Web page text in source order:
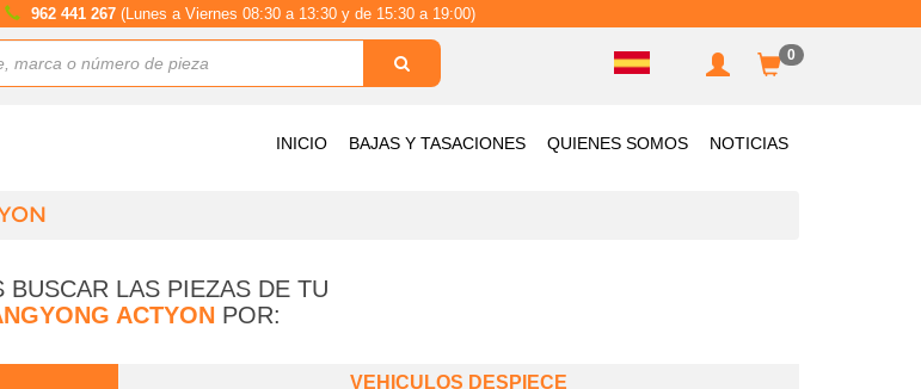
962 441 267 (Lunes a Viernes 08:30 a 13:30 y de 15:30 a 19:00)
0
INICIO BAJAS Y TASACIONES QUIENES SOMOS NOTICIAS
BUSCAR LAS PIEZAS DE TU
ACTYON POR:
VEHICULOS DESPIECE